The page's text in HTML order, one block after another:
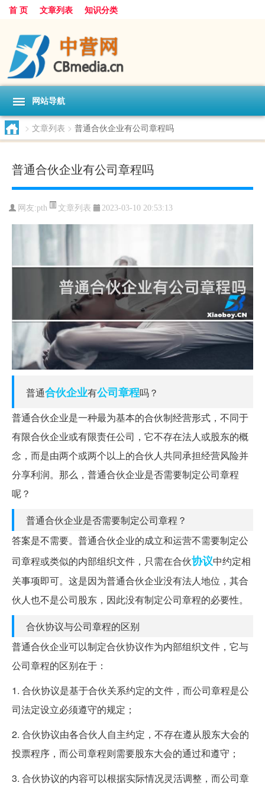
首 页 文章列表 知识分类
网站导航
> 文章列表 > 普通合伙企业有公司章程吗
普通合伙企业有公司章程吗
网友:pth 文章列表 2023-03-10 20:53:13
普通合伙企业有公司章程吗？
普通合伙企业是一种最为基本的合伙制经营形式，不同于
有限合伙企业或有限责任公司，它不存在法人或股东的概
念，而是由两个或两个以上的合伙人共同承担经营风险并
分享利润。那么，普通合伙企业是否需要制定公司章程
呢？
普通合伙企业是否需要制定公司章程？
答案是不需要。普通合伙企业的成立和运营不需要制定公
司章程或类似的内部组织文件，只需在合伙协议中约定相
关事项即可。这是因为普通合伙企业没有法人地位，其合
伙人也不是公司股东，因此没有制定公司章程的必要性。
合伙协议与公司章程的区别
普通合伙企业可以制定合伙协议作为内部组织文件，它与
公司章程的区别在于：
1. 合伙协议是基于合伙关系约定的文件，而公司章程是公
司法定设立必须遵守的规定；
2. 合伙协议由各合伙人自主约定，不存在遵从股东大会的
投票程序，而公司章程则需要股东大会的通过和遵守；
3. 合伙协议的内容可以根据实际情况灵活调整，而公司章